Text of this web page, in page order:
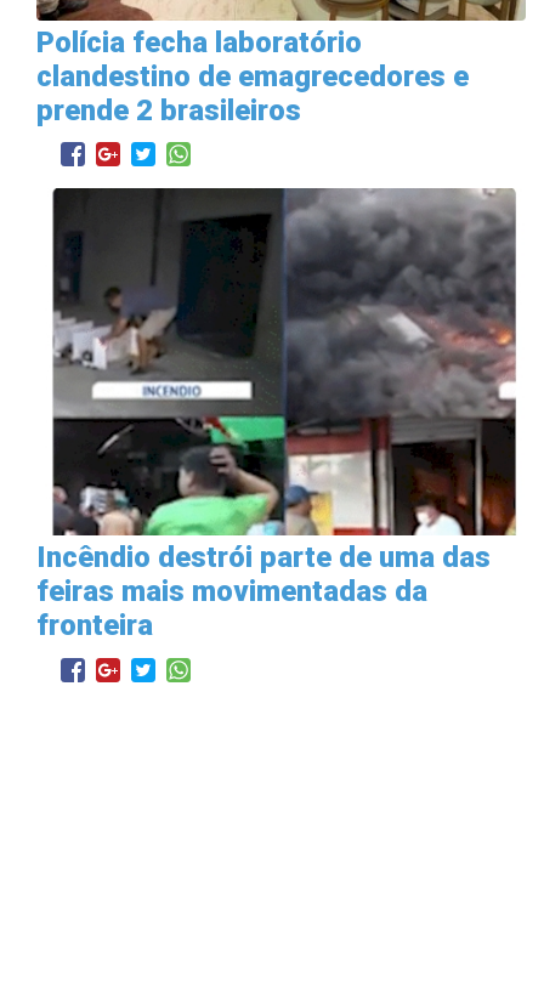
Polícia fecha laboratório
clandestino de emagrecedores e
prende 2 brasileiros
Incêndio destrói parte de uma das
feiras mais movimentadas da
fronteira